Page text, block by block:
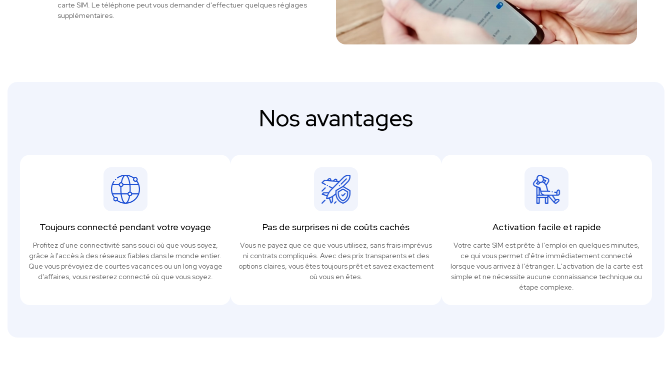
carte SIM. Le téléphone peut vous demander d'effectuer quelques réglages
supplémentaires.
Nos avantages
Toujours connecté pendant votre voyage
Profitez d'une connectivité sans souci où que vous soyez,
grâce à l'accès à des réseaux fiables dans le monde entier.
Que vous prévoyiez de courtes vacances ou un long voyage
d'affaires, vous resterez connecté où que vous soyez.
Pas de surprises ni de coûts cachés
Vous ne payez que ce que vous utilisez, sans frais imprévus
ni contrats compliqués. Avec des prix transparents et des
options claires, vous êtes toujours prêt et savez exactement
où vous en êtes.
Activation facile et rapide
Votre carte SIM est prête à l'emploi en quelques minutes,
ce qui vous permet d'être immédiatement connecté
lorsque vous arrivez à l'étranger. L'activation de la carte est
simple et ne nécessite aucune connaissance technique ou
étape complexe.